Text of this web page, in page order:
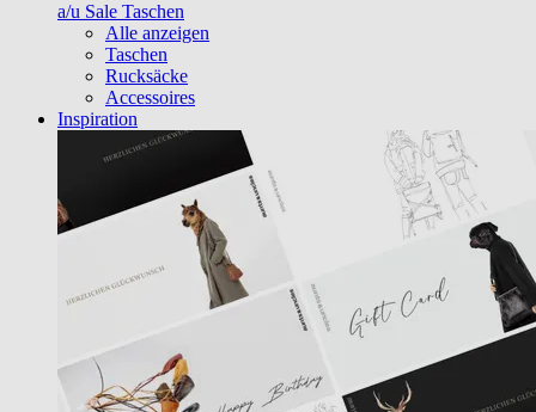
a/u Sale Taschen
Alle anzeigen
Taschen
Rucksäcke
Accessoires
Inspiration